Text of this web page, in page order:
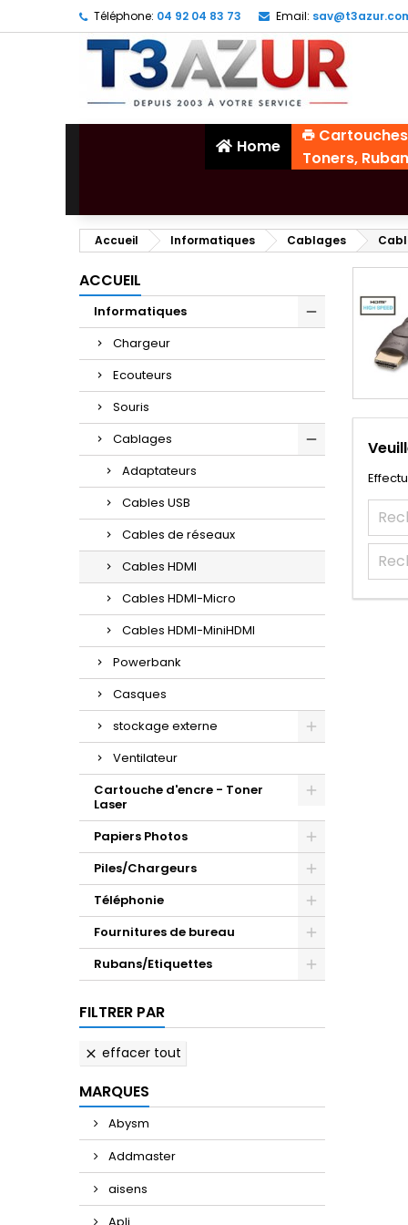
Téléphone: 04 92 04 83 73 Email:
Home
Toners,
Accueil Informatiques Cablages
ACCUEIL
Informatiques
Chargeur
Ecouteurs
Souris
Cablages
Adaptateurs
Cables USB
Cables de réseaux
Cables HDMI
Cables HDMI-Micro
Cables HDMI-MiniHDMI
Powerbank
Casques
stockage externe
Ventilateur
Cartouche d'encre - Toner
Laser
Papiers Photos
Piles/Chargeurs
Téléphonie
Fournitures de bureau
Rubans/Etiquettes
FILTRER PAR
 effacer tout
MARQUES
Abysm
Addmaster
aisens